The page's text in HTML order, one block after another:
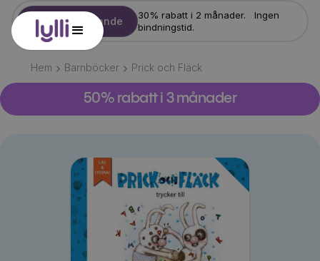
Starta erbjudande
30% rabatt i 2 månader. Ingen
bindningstid.
Hem Barnböcker Prick och Fläck
50% rabatt i 3 månader